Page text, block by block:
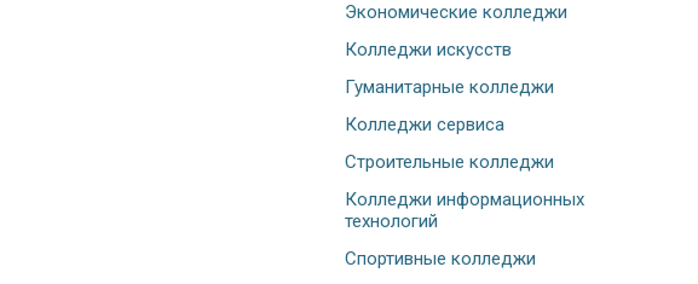
Экономические колледжи
Колледжи искусств
Гуманитарные колледжи
Колледжи сервиса
Строительные колледжи
Колледжи информационных
технологий
Спортивные колледжи